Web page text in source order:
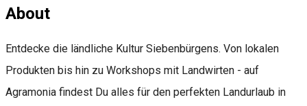
About
Entdecke die ländliche Kultur Siebenbürgens. Von lokalen
Produkten bis hin zu Workshops mit Landwirten - auf
Agramonia findest Du alles für den perfekten Landurlaub in